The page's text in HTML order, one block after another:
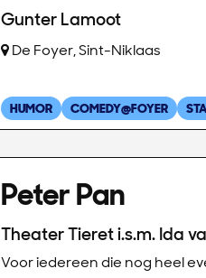
Gunter Lamoot
De Foyer, Sint-Niklaas
HUMOR COMEDY@FOYER
Peter Pan
Theater Tieret i.s.m. Ida
Voor iedereen die nog heel